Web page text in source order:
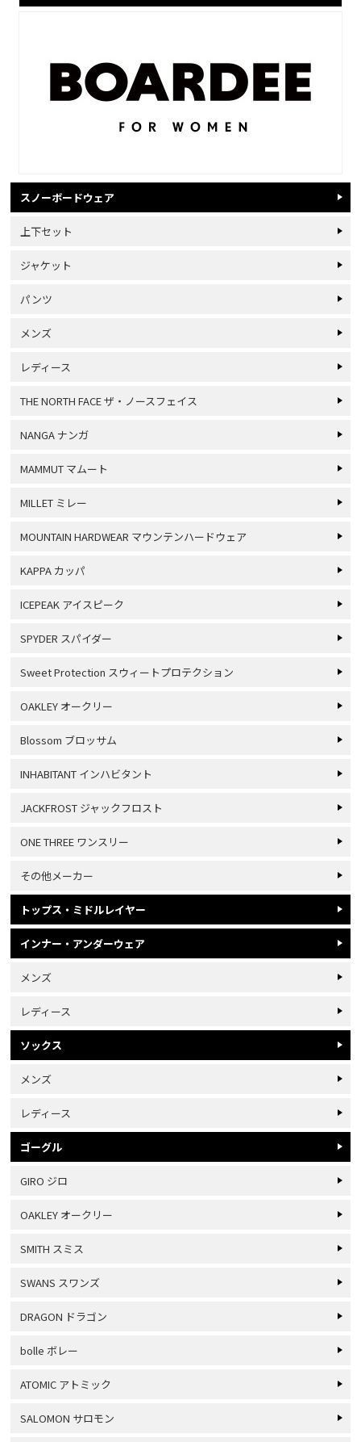
スノーボードウェア
上下セット
ジャケット
パンツ
メンズ
レディース
THE NORTH FACE ザ・ノースフェイス
NANGA ナンガ
MAMMUT マムート
MILLET ミレー
MOUNTAIN HARDWEAR マウンテンハードウェア
KAPPA カッパ
ICEPEAK アイスピーク
SPYDER スパイダー
Sweet Protection スウィートプロテクション
OAKLEY オークリー
Blossom ブロッサム
INHABITANT インハビタント
JACKFROST ジャックフロスト
ONE THREE ワンスリー
その他メーカー
トップス・ミドルレイヤー
インナー・アンダーウェア
メンズ
レディース
ソックス
メンズ
レディース
ゴーグル
GIRO ジロ
OAKLEY オークリー
SMITH スミス
SWANS スワンズ
DRAGON ドラゴン
bolle ボレー
ATOMIC アトミック
SALOMON サロモン